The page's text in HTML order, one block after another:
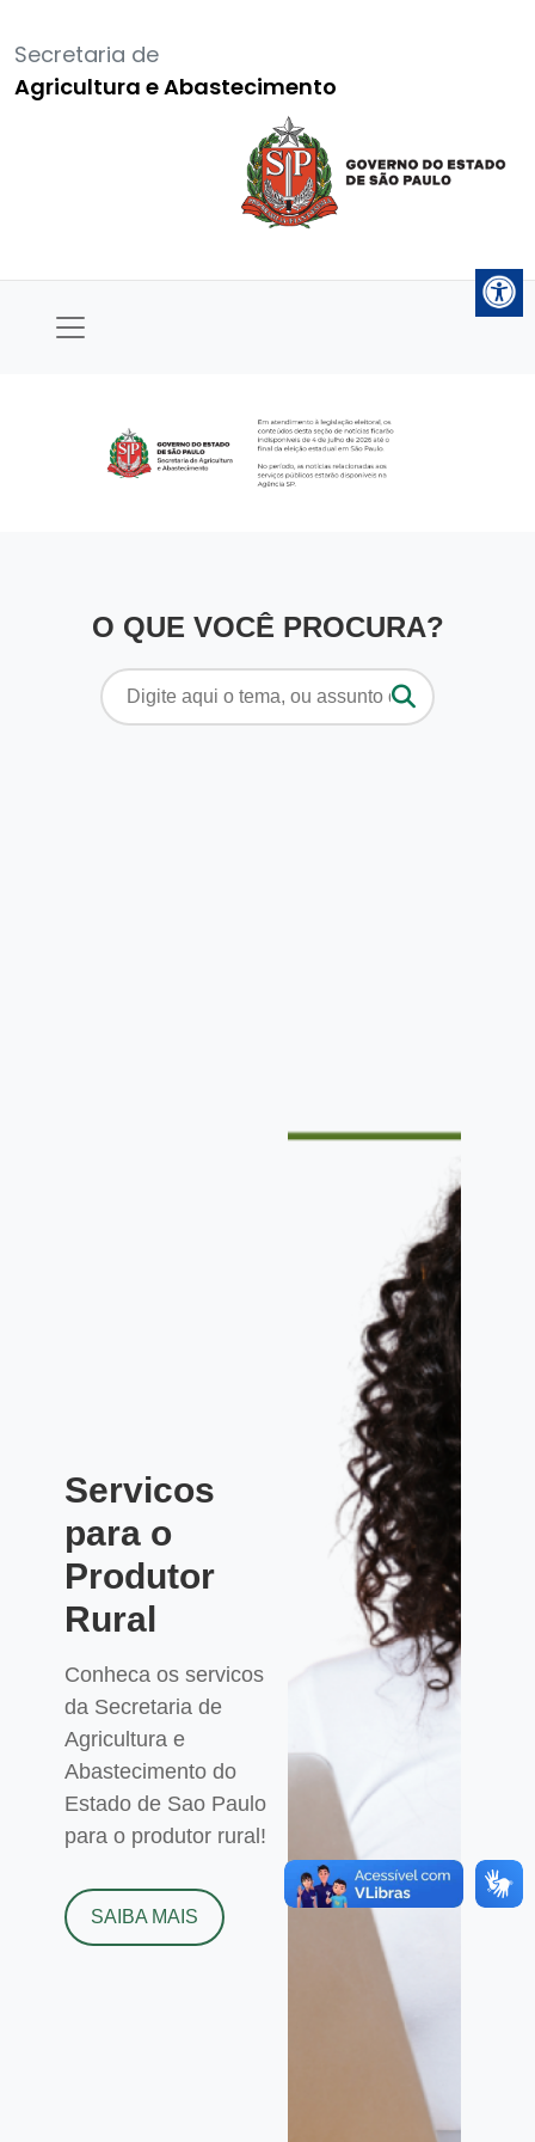
Secretaria de
Agricultura e Abastecimento
O QUE VOCÊ PROCURA?
Pesquisar
por:
Servicos
para o
Produtor
Rural
Conheca os servicos
da Secretaria de
Agricultura e
Abastecimento do
Estado de Sao Paulo
para o produtor rural!
SAIBA MAIS